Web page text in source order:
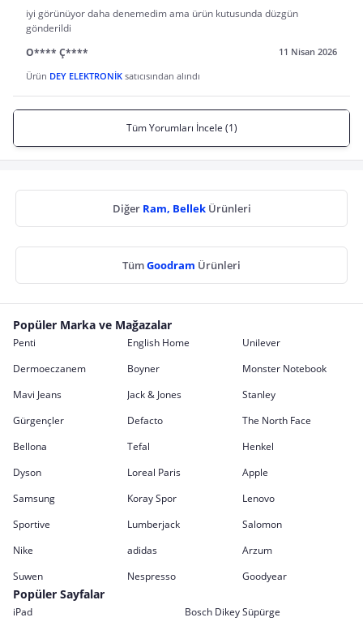
iyi görünüyor daha denemedim ama ürün kutusunda düzgün
gönderildi
O**** Ç****
11 Nisan 2026
Ürün DEY ELEKTRONİK satıcısından alındı
Tüm Yorumları İncele (1)
Diğer Ram, Bellek Ürünleri
TümGoodram Ürünleri
Popüler Marka ve Mağazalar
Penti English Home
Unilever
Dermoeczanem
Boyner
Monster Notebook
Mavi Jeans
Jack & Jones
Stanley
Gürgençler
Defacto
The North Face
Bellona
Tefal
Henkel
Dyson
Loreal Paris
Apple
Samsung
Koray Spor
Lenovo
Sportive
Lumberjack
Salomon
Nike
adidas
Arzum
Suwen
Nespresso Goodyear
Popüler Sayfalar
iPad Bosch Dikey Süpürge